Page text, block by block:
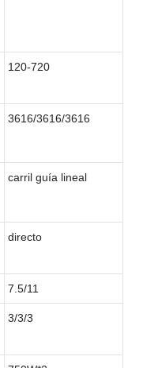
120-720
3616/3616/3616
carril guía lineal
directo
7.5/11
3/3/3